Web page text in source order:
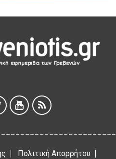
Συλλόγου Γρεβενών
για επιπλέον εργασίες
Πολιτική Απορρήτου